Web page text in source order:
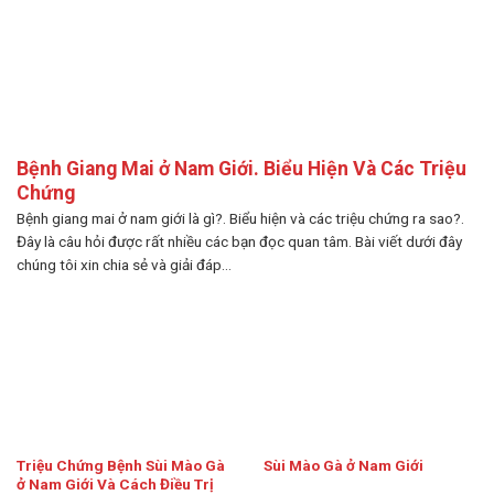
Bệnh Giang Mai ở Nam Giới. Biểu Hiện Và Các Triệu
Chứng
Bệnh giang mai ở nam giới là gì?. Biểu hiện và các triệu chứng ra sao?.
Đây là câu hỏi được rất nhiều các bạn đọc quan tâm. Bài viết dưới đây
chúng tôi xin chia sẻ và giải đáp...
Triệu Chứng Bệnh Sùi Mào Gà
ở Nam Giới Và Cách Điều Trị
Sùi Mào Gà ở Nam Giới